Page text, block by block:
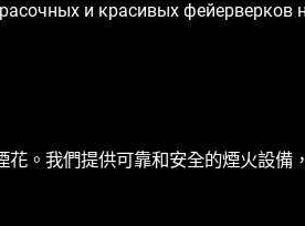
и красивых фейерверков
。我們提供可靠和安全的煙火設備